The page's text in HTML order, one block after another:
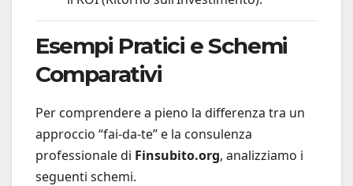
Esempi Pratici e Schemi
Comparativi
Per comprendere a pieno la differenza tra un
approccio “fai-da-te” e la consulenza
professionale di Finsubito.org, analizziamo i
seguenti schemi.